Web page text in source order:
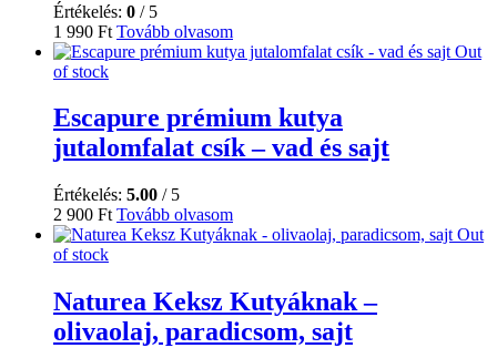
Értékelés: 0 / 5
1 990 Ft Tovább olvasom
Out
of stock
Escapure prémium kutya
jutalomfalat csík – vad és sajt
Értékelés: 5.00 / 5
2 900 Ft Tovább olvasom
Out
of stock
Naturea Keksz Kutyáknak –
olivaolaj, paradicsom, sajt